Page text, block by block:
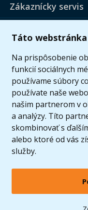
Táto
Na prispôsobenie
funkcií sociálnych
používame súbory
používate naše
našim partnerom v
a analýzy. Títo
skombinovať s
alebo ktoré od vás
služby.
Zákaznícky servis
© 2005 -
LEGO, logo LEGO a minifigúrka